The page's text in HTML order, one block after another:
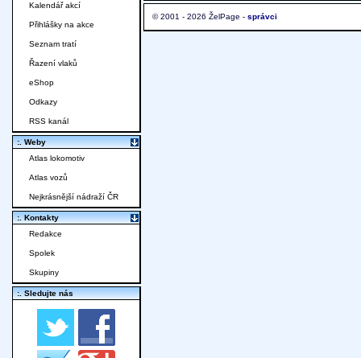
© 2001 - 2026 ŽelPage - správci
Kalendář akcí
Přihlášky na akce
Seznam tratí
Řazení vlaků
eShop
Odkazy
RSS kanál
:. Weby
Atlas lokomotiv
Atlas vozů
Nejkrásnější nádraží ČR
:. Kontakty
Redakce
Spolek
Skupiny
:. Sledujte nás